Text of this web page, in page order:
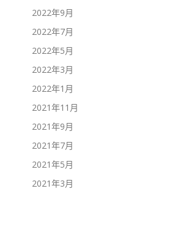
2022年9月
2022年7月
2022年5月
2022年3月
2022年1月
2021年11月
2021年9月
2021年7月
2021年5月
2021年3月